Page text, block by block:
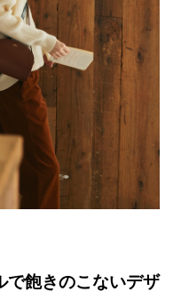
で飽きのこないデザ